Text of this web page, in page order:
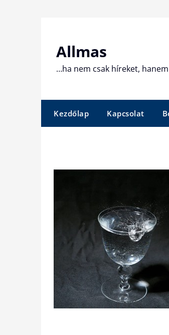
Allmas
…ha nem csak híreket,
Kezdőlap Kapcsolat